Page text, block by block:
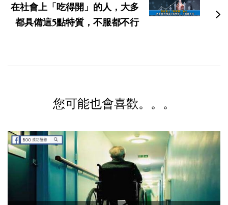
在社會上「吃得開」的人，大多
都具備這5點特質，不服都不行
您可能也會喜歡。。。